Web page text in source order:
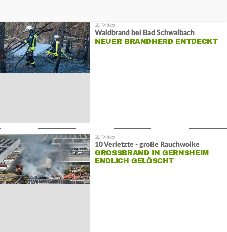
Waldbrand bei Bad Schwalbach
NEUER BRANDHERD ENTDECKT
10 Verletzte - große Rauchwolke
GROSSBRAND IN GERNSHEIM E
NDLICH GELÖSCHT